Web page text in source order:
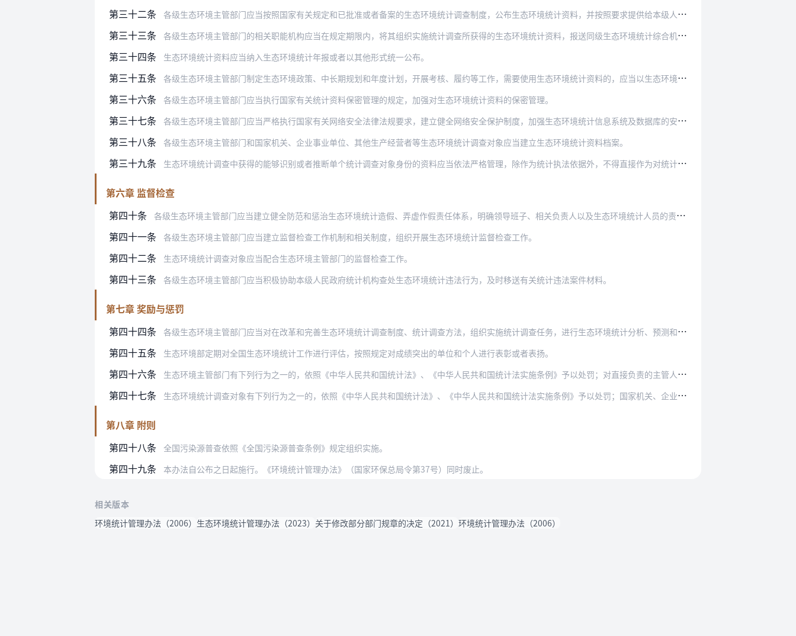
第三十二条 各级生态环境主管部门应当按照国家有关规定和已批准或者备案的生态环境统计调查制度，公布生态环境统计资料，并按照要求提供给本级人民政府统计机构。
第三十三条 各级生态环境主管部门的相关职能机构应当在规定期限内，将其组织实施统计调查所获得的生态环境统计资料，报送同级生态环境统计综合机构。
第三十四条 生态环境统计资料应当纳入生态环境统计年报或者以其他形式统一公布。
第三十五条 各级生态环境主管部门制定生态环境政策、中长期规划和年度计划，开展考核、履约等工作，需要使用生态环境统计资料的，应当以生态环境统计综合机构提供的资料为准。
第三十六条 各级生态环境主管部门应当执行国家有关统计资料保密管理的规定，加强对生态环境统计资料的保密管理。
第三十七条 各级生态环境主管部门应当严格执行国家有关网络安全法律法规要求，建立健全网络安全保护制度，加强生态环境统计信息系统及数据库的安全建设和运维管理。
第三十八条 各级生态环境主管部门和国家机关、企业事业单位、其他生产经营者等生态环境统计调查对象应当建立生态环境统计资料档案。
第三十九条 生态环境统计调查中获得的能够识别或者推断单个统计调查对象身份的资料应当依法严格管理，除作为统计执法依据外，不得直接作为对统计调查对象实施行政许可、行政处罚等具体…
第六章 监督检查
第四十条
各级生态环境主管部门应当建立健全防范和惩治生态环境统计造假、弄虚作假责任体系，明确领导班子、相关负责人以及生态环境统计人员的责任。
第四十一条 各级生态环境主管部门应当建立监督检查工作机制和相关制度，组织开展生态环境统计监督检查工作。
第四十二条 生态环境统计调查对象应当配合生态环境主管部门的监督检查工作。
第四十三条 各级生态环境主管部门应当积极协助本级人民政府统计机构查处生态环境统计违法行为，及时移送有关统计违法案件材料。
第七章 奖励与惩罚
第四十四条
各级生态环境主管部门应当对在改革和完善生态环境统计调查制度、统计调查方法，组织实施统计调查任务，进行生态环境统计分析、预测和监督，开展生态环境统计科学研究等方面…
第四十五条 生态环境部定期对全国生态环境统计工作进行评估，按照规定对成绩突出的单位和个人进行表彰或者表扬。
第四十六条 生态环境主管部门有下列行为之一的，依照《中华人民共和国统计法》、《中华人民共和国统计法实施条例》予以处罚；对直接负责的主管人员和其他直接责任人员，依法予以处分：
第四十七条 生态环境统计调查对象有下列行为之一的，依照《中华人民共和国统计法》、《中华人民共和国统计法实施条例》予以处罚；国家机关、企业事业单位或者其他生产经营者作为生态环…
第八章 附则
第四十八条
全国污染源普查依照《全国污染源普查条例》规定组织实施。
第四十九条 本办法自公布之日起施行。《环境统计管理办法》（国家环保总局令第37号）同时废止。
相关版本
环境统计管理办法（2006） 生态环境统计管理办法（2023） 关于修改部分部门规章的决定（2021） 环境统计管理办法（2006）